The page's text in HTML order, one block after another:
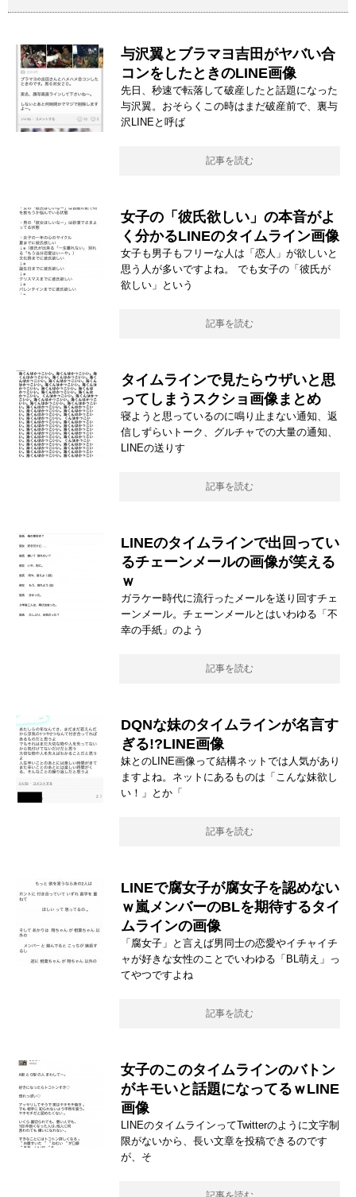
与沢翼とブラマヨ吉田がヤバい合
コンをしたときのLINE画像
先日、秒速で転落して破産したと話題になった
与沢翼。おそらくこの時はまだ破産前で、裏与
沢LINEと呼ば
記事を読む
女子の「彼氏欲しい」の本音がよ
く分かるLINEのタイムライン画像
女子も男子もフリーな人は「恋人」が欲しいと
思う人が多いですよね。 でも女子の「彼氏が
欲しい」という
記事を読む
タイムラインで見たらウザいと思
ってしまうスクショ画像まとめ
寝ようと思っているのに鳴り止まない通知、返
信しずらいトーク、グルチャでの大量の通知、
LINEの送りす
記事を読む
LINEのタイムラインで出回ってい
るチェーンメールの画像が笑える
ｗ
ガラケー時代に流行ったメールを送り回すチェ
ーンメール。チェーンメールとはいわゆる「不
幸の手紙」のよう
記事を読む
DQNな妹のタイムラインが名言す
ぎる!?LINE画像
妹とのLINE画像って結構ネットでは人気があり
ますよね。ネットにあるものは「こんな妹欲し
い！」とか「
記事を読む
LINEで腐女子が腐女子を認めない
ｗ嵐メンバーのBLを期待するタイ
ムラインの画像
「腐女子」と言えば男同士の恋愛やイチャイチ
ャが好きな女性のことでいわゆる「BL萌え」っ
てやつですよね
記事を読む
女子のこのタイムラインのバトン
がキモいと話題になってるｗLINE
画像
LINEのタイムラインってTwitterのように文字制
限がないから、長い文章を投稿できるのです
が、そ